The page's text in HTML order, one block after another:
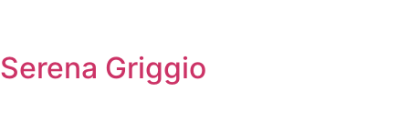
Serena Griggio